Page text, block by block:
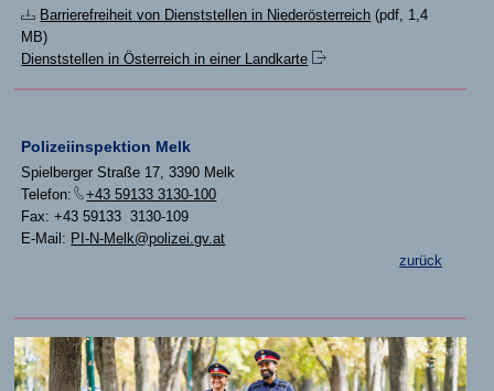
Barrierefreiheit von Dienststellen in Niederösterreich (pdf, 1,4
MB)
Dienststellen in Österreich in einer Landkarte
Polizeiinspektion Melk
Spielberger Straße 17, 3390 Melk
Telefon:
+43 59133 3130-100
Fax: +43 59133 3130-109
E-Mail: PI-N-Melk@polizei.gv.at
zurück